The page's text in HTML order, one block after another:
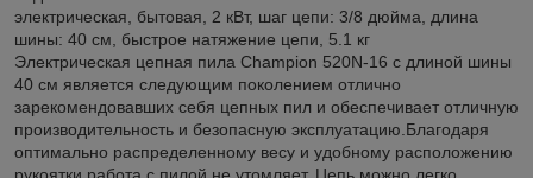
электрическая, бытовая, 2 кВт, шаг цепи: 3/8 дюйма, длина
шины: 40 см, быстрое натяжение цепи, 5.1 кг
Электрическая цепная пила Champion 520N-16 c длиной шины
40 см является следующим поколением отлично
зарекомендовавших себя цепных пил и обеспечивает отличную
производительность и безопасную эксплуатацию.Благодаря
оптимально распределенному весу и удобному расположению
рукоятки работа с пилой не утомляет. Цепь можно легко